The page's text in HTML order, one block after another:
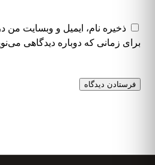
ذخیره نام، ایمیل و وبسایت من
برای زمانی که دوباره دیدگاهی